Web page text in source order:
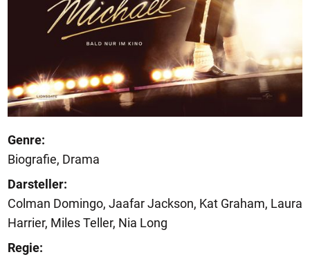
Genre:
Biografie, Drama
Darsteller:
Colman Domingo, Jaafar Jackson, Kat Graham, Laura
Harrier, Miles Teller, Nia Long
Regie: